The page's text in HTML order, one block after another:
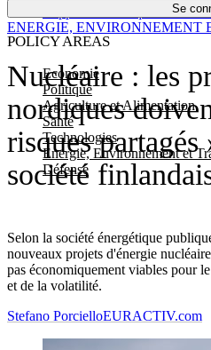
Se
POLICY AREAS
Economie
Politique
Agriculture et Alimentation
Santé
Technologies
Energie, Environnement et
Défense
Économie
Nucléaire : les
nordiques
risques partagés
société
Selon la société énergétique
nouveaux projets d'énergie
pas économiquement viables pour
et de la volatilité.
ENERGIE, ENVIRONNEMENT
Stefano PorcielloEURACTIV.com